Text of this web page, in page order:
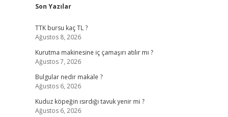
Sidebar
Son Yazılar
TTK bursu kaç TL ?
Ağustos 8, 2026
Kurutma makinesine iç çamaşırı atılır mı ?
Ağustos 7, 2026
Bulgular nedir makale ?
Ağustos 6, 2026
Kuduz köpeğin ısırdığı tavuk yenir mi ?
Ağustos 6, 2026